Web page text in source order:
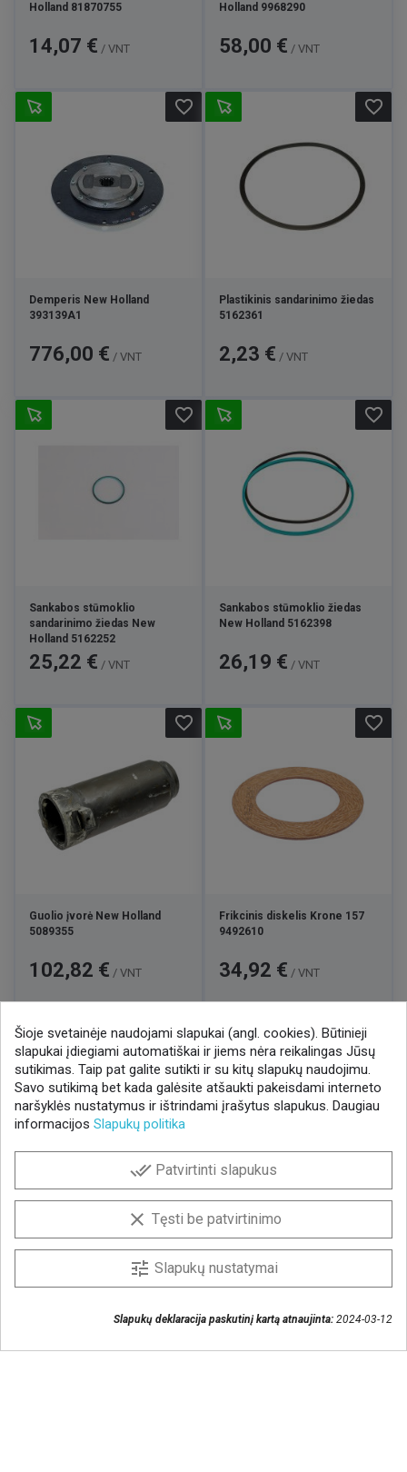
Holland 81870755
Kaina
14,07 € / VNT
Holland 9968290
Kaina
58,00 € / VNT
Demperis New Holland
393139A1
Kaina
776,00 € / VNT
favorite_border
Plastikinis sandarinimo žiedas
5162361
Kaina
2,23 € / VNT
favorite_border
Sankabos stūmoklio
sandarinimo žiedas New
Holland 5162252
Kaina
25,22 € / VNT
favorite_border
Sankabos stūmoklio žiedas
New Holland 5162398
Kaina
26,19 € / VNT
favorite_border
Guolio įvorė New Holland
5089355
Kaina
102,82 € / VNT
favorite_border
Frikcinis diskelis Krone 157
9492610
Kaina
34,92 € / VNT
favorite_border
1 2 
Gaukite geriausius pasiūlymus!
Prenumeruokite naujienlaiškį ir visada sužinokite
Sutinku, kad mano duomenys būtų saugomi
Šioje svetainėje naudojami slapukai (angl. cookies). Būtinieji
slapukai įdiegiami automatiškai ir jiems nėra reikalingas Jūsų
sutikimas. Taip pat galite sutikti ir su kitų slapukų naudojimu.
Savo sutikimą bet kada galėsite atšaukti pakeisdami interneto
naršyklės nustatymus ir ištrindami įrašytus slapukus. Daugiau
informacijos Slapukų politika
done_all Patvirtinti slapukus
clear Tęsti be patvirtinimo
tune Slapukų nustatymai
Slapukų deklaracija paskutinį kartą atnaujinta: 2024-03-12